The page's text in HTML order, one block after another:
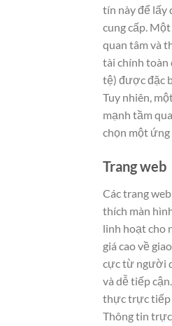
tín này để lấy
cung cấp.
quan tâm và
tài chính toàn
tệ) được đặc
Tuy nhiên,
mạnh tầm
chọn một ứng
Trang web
Các trang
thích màn
linh hoạt cho
giá cao về
cực từ người
và dễ tiếp
thực trực tiếp
Thông tin trực